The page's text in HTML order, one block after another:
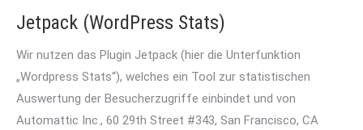
Jetpack (WordPress Stats)
Wir nutzen das Plugin Jetpack (hier die Unterfunktion
„Wordpress Stats“), welches ein Tool zur statistischen
Auswertung der Besucherzugriffe einbindet und von
Automattic Inc., 60 29th Street #343, San Francisco, CA